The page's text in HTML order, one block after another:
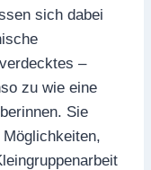
sich dabei
–
zu wie eine
Sie